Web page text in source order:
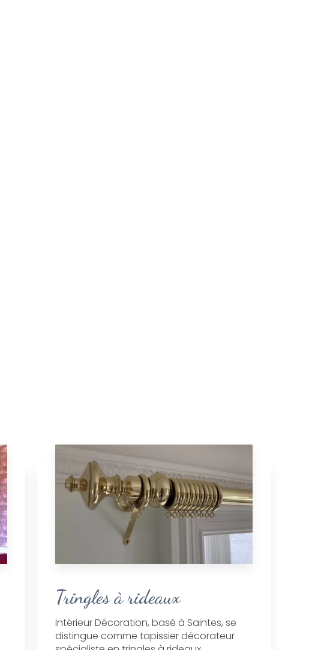
Tringles à rideaux
Intérieur Décoration, basé à Saintes, se
distingue comme tapissier décorateur